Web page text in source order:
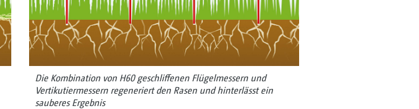
Die Kombination von H60 geschliffenen Flügelmessern und
Vertikutiermessern regeneriert den Rasen und hinterlässt ein
sauberes Ergebnis